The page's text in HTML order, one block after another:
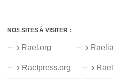
NOS SITES À VISITER :
Rael.org
Raelpress.org